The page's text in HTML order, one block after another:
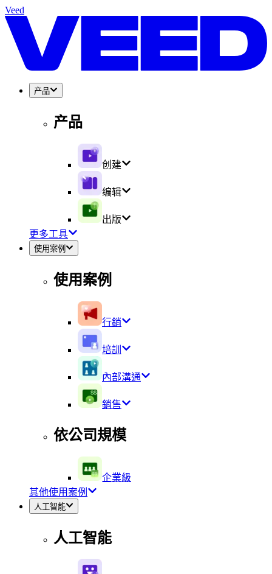
Veed
产品
产品
创建
编辑
出版
更多工具
使用案例
使用案例
行銷
培訓
內部溝通
銷售
依公司規模
企業級
其他使用案例
人工智能
人工智能